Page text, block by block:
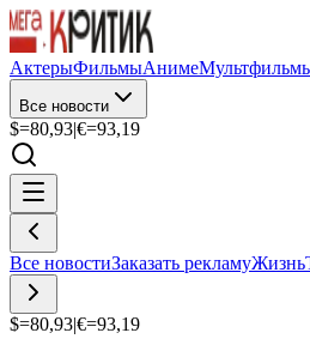
АктерыФильмыАниме
Все новости
$=80,93|€=93,19
Все новостиЗаказать рекламуЖизнь
$=80,93|€=93,19